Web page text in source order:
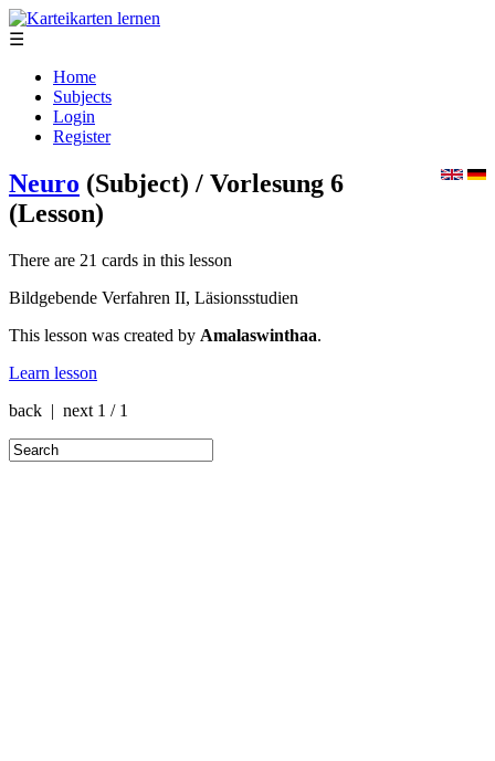
☰
Home
Subjects
Login
Register
Neuro (Subject) / Vorlesung 6
(Lesson)
There are 21 cards in this lesson
Bildgebende Verfahren II, Läsionsstudien
This lesson was created by Amalaswinthaa.
Learn lesson
back | next 1 / 1